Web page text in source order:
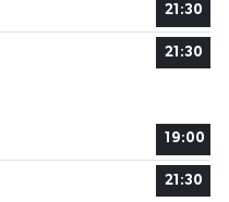
21:30
21:30
19:00
21:30